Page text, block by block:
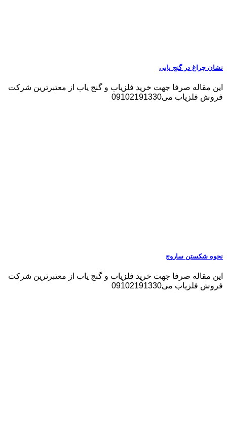
نشان چراغ در گنج یابی
این مقاله صرفا جهت خرید فلزیاب و گنج یاب از معتبرترین شرکت
فروش فلزیاب می09102191330
نحوه شکستن ساروج
این مقاله صرفا جهت خرید فلزیاب و گنج یاب از معتبرترین شرکت
فروش فلزیاب می09102191330